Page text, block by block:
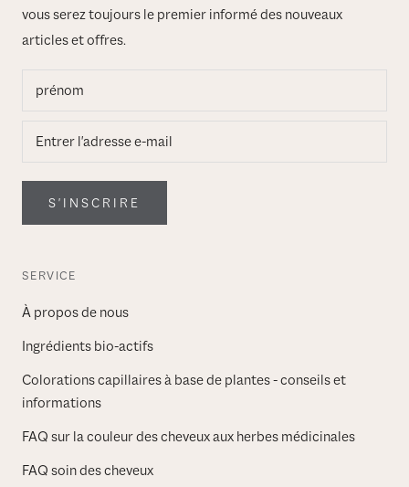
vous serez toujours le premier informé des nouveaux
articles et offres.
S'INSCRIRE
SERVICE
À propos de nous
Ingrédients bio-actifs
Colorations capillaires à base de plantes - conseils et
informations
FAQ sur la couleur des cheveux aux herbes médicinales
FAQ soin des cheveux